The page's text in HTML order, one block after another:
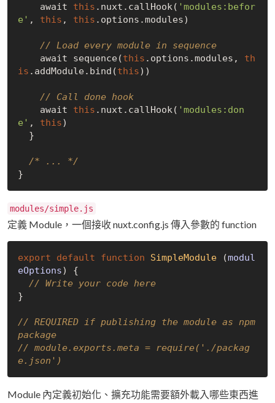
    await
this .nuxt.callHook( 'modules:befor
e' , this , this .options.modules)
// Load every module in sequence
    await sequence(
this .options.modules, th
is .addModule.bind(this))
// Call done hook
    await
this .nuxt.callHook( 'modules:don
e' , this)
/* ... */
modules/simple.js
定義 Module，一個接收 nuxt.config.js 傳入參數的 function
export default function SimpleModule (modul
eOptions) {
// Write your code here
}
// REQUIRED if publishing the module as npm
package
// module.exports.meta = require('./packag
e.json')
Module 內定義初始化、擴充功能需要額外載入哪些東西進